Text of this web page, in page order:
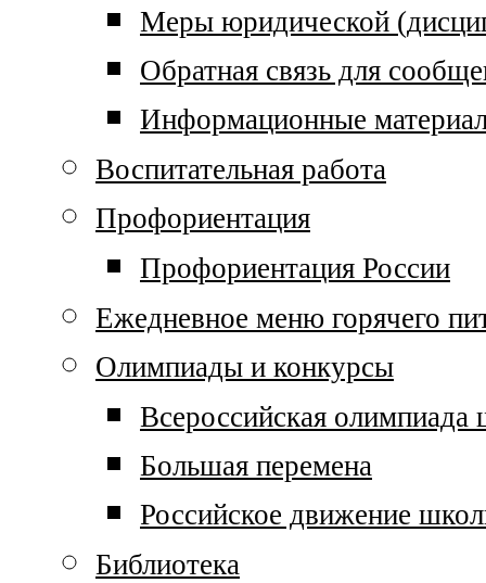
Меры юридической
Обратная связь для
Информационные
Воспитательная работа
Профориентация
Профориентация России
Ежедневное меню горячего
Олимпиады и конкурсы
Всероссийская олимпиада
Большая перемена
Российское движение
Библиотека